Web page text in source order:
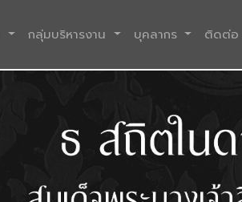
กลุ่มบริหารงาน บุคลากร ติดต่อ